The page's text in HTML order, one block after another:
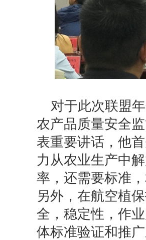
对于此次联盟
农产品质量安全
表重要讲话，他
力从农业生产中
率，还需要标准
另外，在航空植
全，稳定性，作
体标准验证和推